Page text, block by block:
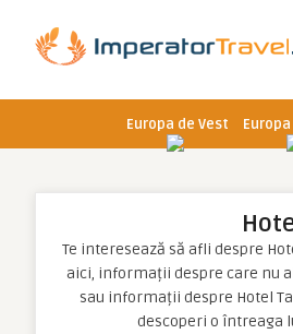
Europa de Vest
Te interesează să afli despre
aici, informații despre care nu
sau informații despre Hotel
descoperi o întreaga